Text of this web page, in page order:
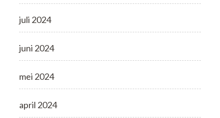
juli 2024
juni 2024
mei 2024
april 2024